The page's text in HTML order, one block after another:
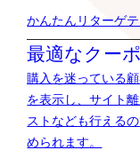
かんたんリターゲ
最適なクー
購入を迷っている
を表示し、サイト
ストなども行える
められます。